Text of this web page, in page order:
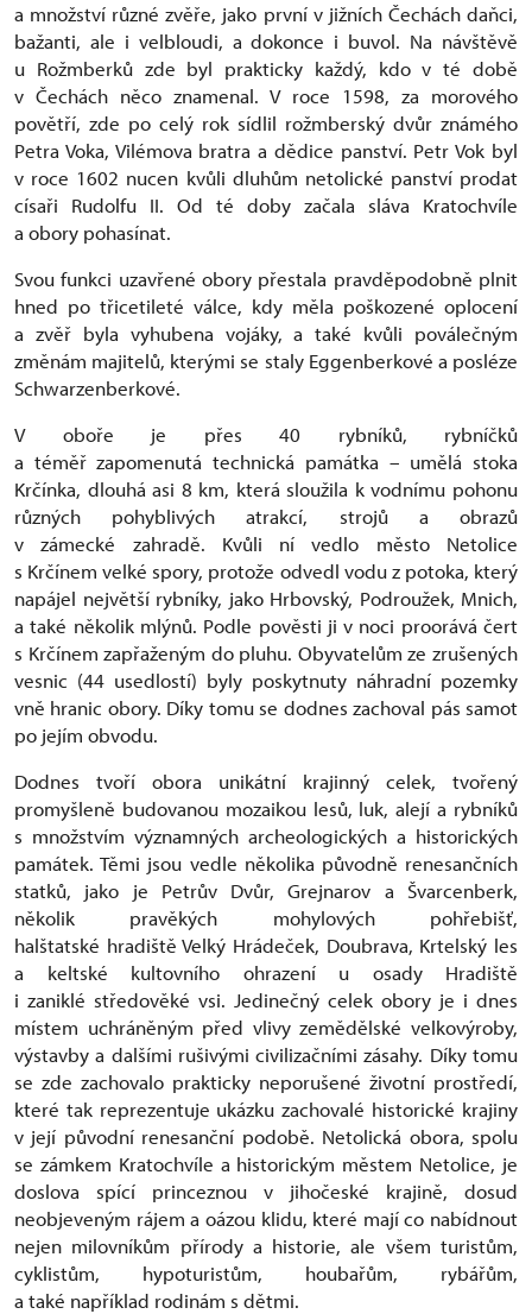
a množství různé zvěře, jako první v jižních Čechách daňci,
bažanti, ale i velbloudi, a dokonce i buvol. Na návštěvě
u Rožmberků zde byl prakticky každý, kdo v té době
v Čechách něco znamenal. V roce 1598, za morového
povětří, zde po celý rok sídlil rožmberský dvůr známého
Petra Voka, Vilémova bratra a dědice panství. Petr Vok byl
v roce 1602 nucen kvůli dluhům netolické panství prodat
císaři Rudolfu II. Od té doby začala sláva Kratochvíle
a obory pohasínat.
Svou funkci uzavřené obory přestala pravděpodobně plnit
hned po třicetileté válce, kdy měla poškozené oplocení
a zvěř byla vyhubena vojáky, a také kvůli poválečným
změnám majitelů, kterými se staly Eggenberkové a posléze
Schwarzenberkové.
V oboře je přes 40 rybníků, rybníčků
a téměř zapomenutá technická památka – umělá stoka
Krčínka, dlouhá asi 8 km, která sloužila k vodnímu pohonu
různých pohyblivých atrakcí, strojů a obrazů
v zámecké zahradě. Kvůli ní vedlo město Netolice
s Krčínem velké spory, protože odvedl vodu z potoka, který
napájel největší rybníky, jako Hrbovský, Podroužek, Mnich,
a také několik mlýnů. Podle pověsti ji v noci proorává čert
s Krčínem zapřaženým do pluhu. Obyvatelům ze zrušených
vesnic (44 usedlostí) byly poskytnuty náhradní pozemky
vně hranic obory. Díky tomu se dodnes zachoval pás samot
po jejím obvodu.
Dodnes tvoří obora unikátní krajinný celek, tvořený
promyšleně budovanou mozaikou lesů, luk, alejí a rybníků
s množstvím významných archeologických a historických
památek. Těmi jsou vedle několika původně renesančních
statků, jako je Petrův Dvůr, Grejnarov a Švarcenberk,
několik pravěkých mohylových pohřebišť,
halštatské hradiště Velký Hrádeček, Doubrava, Krtelský les
a keltské kultovního ohrazení u osady Hradiště
i zaniklé středověké vsi. Jedinečný celek obory je i dnes
místem uchráněným před vlivy zemědělské velkovýroby,
výstavby a dalšími rušivými civilizačními zásahy. Díky tomu
se zde zachovalo prakticky neporušené životní prostředí,
které tak reprezentuje ukázku zachovalé historické krajiny
v její původní renesanční podobě. Netolická obora, spolu
se zámkem Kratochvíle a historickým městem Netolice, je
doslova spící princeznou v jihočeské krajině, dosud
neobjeveným rájem a oázou klidu, které mají co nabídnout
nejen milovníkům přírody a historie, ale všem turistům,
cyklistům, hypoturistům, houbařům, rybářům,
a také například rodinám s dětmi.